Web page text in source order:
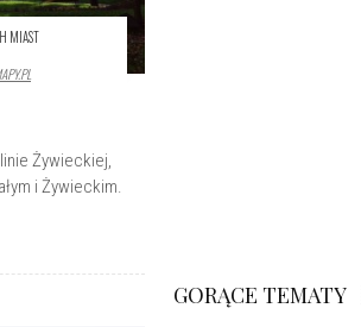
MIAST
Żywieckiej,
i Żywieckim.
GORĄCE TEMATY